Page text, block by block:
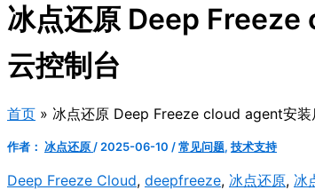
冰点还原 Deep
云控制台
首页 冰点还原 Deep Freeze cloud agent安
作者： 冰点还原 / 2025-06-10 /常见问题, 技术支持
Deep Freeze Cloud, deepfreeze, 冰点还原, 冰